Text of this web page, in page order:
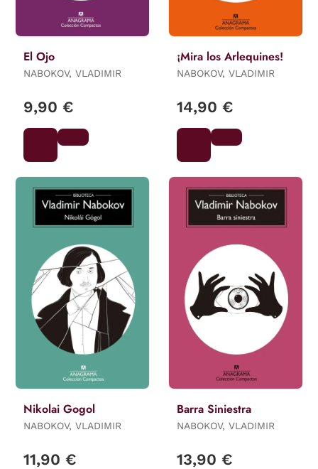
El Ojo
NABOKOV, VLADIMIR
9,90 €
¡Mira los Arlequines!
NABOKOV, VLADIMIR
14,90 €
Nikolai Gogol
NABOKOV, VLADIMIR
11,90 €
Barra Siniestra
NABOKOV, VLADIMIR
13,90 €